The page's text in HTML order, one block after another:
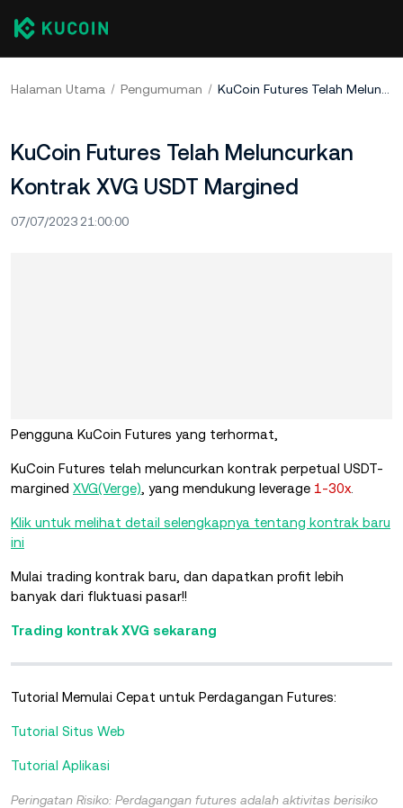
Halaman Utama Pengumuman KuCoin Futures Telah Meluncurkan Kontrak XVG USDT Margined
KuCoin Futures Telah Meluncurkan
Kontrak XVG USDT Margined
07/07/2023 21:00:00
Pengguna KuCoin Futures yang terhormat,
KuCoin Futures telah meluncurkan kontrak perpetual USDT-
margined XVG(Verge) , yang mendukung leverage 1-30x
Klik untuk melihat detail selengkapnya tentang kontrak baru
ini
Mulai trading kontrak baru, dan dapatkan profit lebih
banyak dari fluktuasi pasar!!
Trading kontrak XVG sekarang
Tutorial Memulai Cepat untuk Perdagangan Futures:
Tutorial Situs Web
Tutorial Aplikasi
Peringatan Risiko: Perdagangan futures adalah aktivitas berisiko